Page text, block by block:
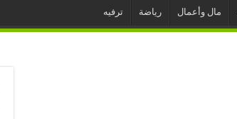
مال وأعمال رياضة ترفيه